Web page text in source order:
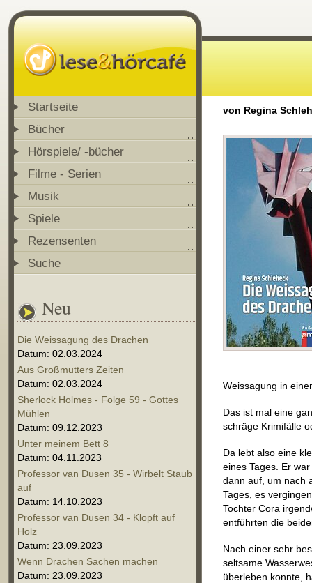
Startseite
Bücher
Hörspiele/ -bücher
Filme - Serien
Musik
Spiele
Rezensenten
Suche
Neu
Die Weissagung des Drachen
Datum: 02.03.2024
Aus Großmutters Zeiten
Datum: 02.03.2024
Sherlock Holmes - Folge 59 - Gottes
Mühlen
Datum: 09.12.2023
Unter meinem Bett 8
Datum: 04.11.2023
Professor van Dusen 35 - Wirbelt Staub
auf
Datum: 14.10.2023
Professor van Dusen 34 - Klopft auf
Holz
Datum: 23.09.2023
Wenn Drachen Sachen machen
Datum: 23.09.2023
von Regina
Weissagung in
Das ist mal eine
schräge Krimifälle
Da lebt also eine
eines Tages. Er
dann auf, um nach
Tages, es
Tochter Cora
entführten die
Nach einer sehr
seltsame
überleben konnte,